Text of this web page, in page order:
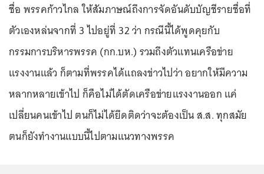
ชื่อ พรรคก้าวไกล ให้สัมภาษณ์ถึงการจัดอันดับบัญชีรายชื่อที่
ตัวเองหล่นจากที่ 3 ไปอยู่ที่ 32 ว่า กรณีนี้ได้พูดคุยกับ
กรรมการบริหารพรรค (กก.บห.) รวมถึงตัวแทนเครือข่าย
แรงงานแล้ว ก็ตามที่พรรคได้แถลงข่าวไปว่า อยากให้มีความ
หลากหลายเข้าไป ก็คือไม่ได้ตัดเครือข่ายแรงงานออก แค่
เปลี่ยนคนเข้าไป ตนก็ไม่ได้ยึดติดว่าจะต้องเป็น ส.ส. ทุกสมัย
ตนก็ยังทำงานแบบนี้ไปตามแนวทางพรรค